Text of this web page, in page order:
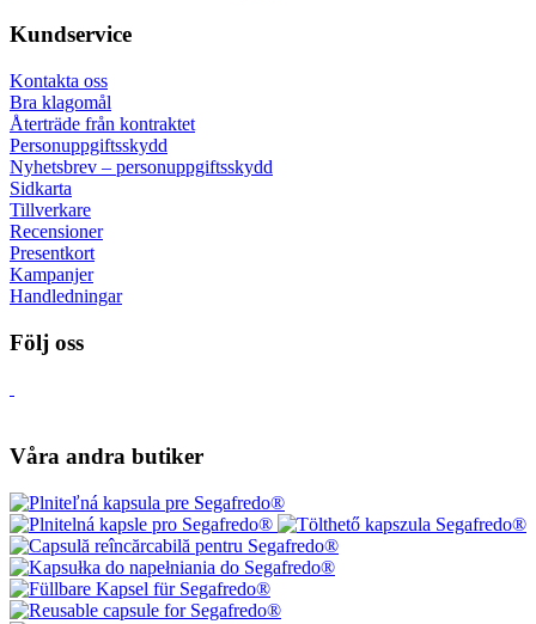
Kundservice
Kontakta oss
Bra klagomål
Återträde från kontraktet
Personuppgiftsskydd
Nyhetsbrev – personuppgiftsskydd
Sidkarta
Tillverkare
Recensioner
Presentkort
Kampanjer
Handledningar
Följ oss
Våra andra butiker